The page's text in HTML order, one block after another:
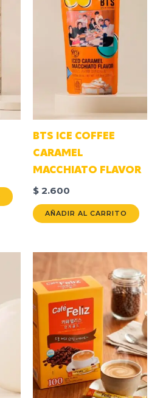
BTS ICE COFFEE
CARAMEL
MACCHIATO FLAVOR
$ 2.600
AÑADIR AL CARRITO